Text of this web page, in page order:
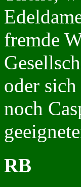
fremde
oder
noch
RB